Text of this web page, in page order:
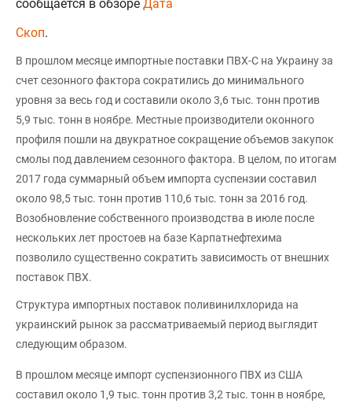
сообщается в обзоре Дата
Скоп.
В прошлом месяце импортные поставки ПВХ-С на Украину за
счет сезонного фактора сократились до минимального
уровня за весь год и составили около 3,6 тыс. тонн против
5,9 тыс. тонн в ноябре. Местные производители оконного
профиля пошли на двукратное сокращение объемов закупок
смолы под давлением сезонного фактора. В целом, по итогам
2017 года суммарный объем импорта суспензии составил
около 98,5 тыс. тонн против 110,6 тыс. тонн за 2016 год.
Возобновление собственного производства в июле после
нескольких лет простоев на базе Карпатнефтехима
позволило существенно сократить зависимость от внешних
поставок ПВХ.
Структура импортных поставок поливинилхлорида на
украинский рынок за рассматриваемый период выглядит
следующим образом.
В прошлом месяце импорт суспензионного ПВХ из США
составил около 1,9 тыс. тонн против 3,2 тыс. тонн в ноябре,